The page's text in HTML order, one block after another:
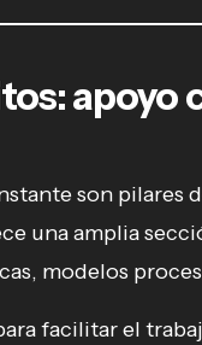
apoyo
son pilares
una amplia
modelos
facilitar el